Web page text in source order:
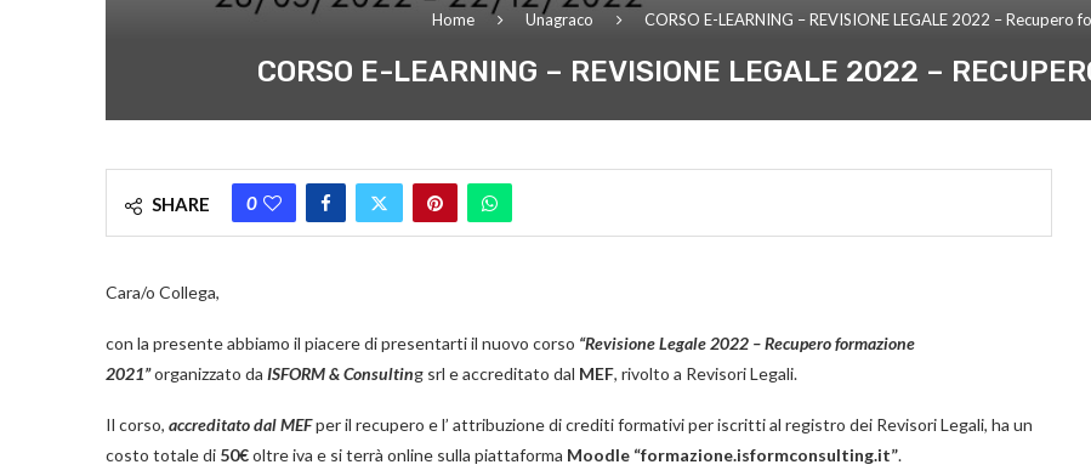
Home Unagraco CORSO E-LEARNING – REVISIONE LEGALE 2022 – Recupero
CORSO E-LEARNING – REVISIONE LEGALE 2022 –
SHARE 0
Cara/o Collega,
con la presente abbiamo il piacere di presentarti il nuovo corso “Revisione Legale 2022 – Recupero formazione
2021”organizzato da ISFORM & Consulting srl e accreditato dal MEF, rivolto a Revisori Legali.
Il corso, accreditato dal MEFper il recupero e l’ attribuzione di crediti formativi per iscritti al registro dei Revisori Legali, ha un
costo totale di 50€oltre iva e si terrà online sulla piattaforma Moodle “formazione.isformconsulting.it”.